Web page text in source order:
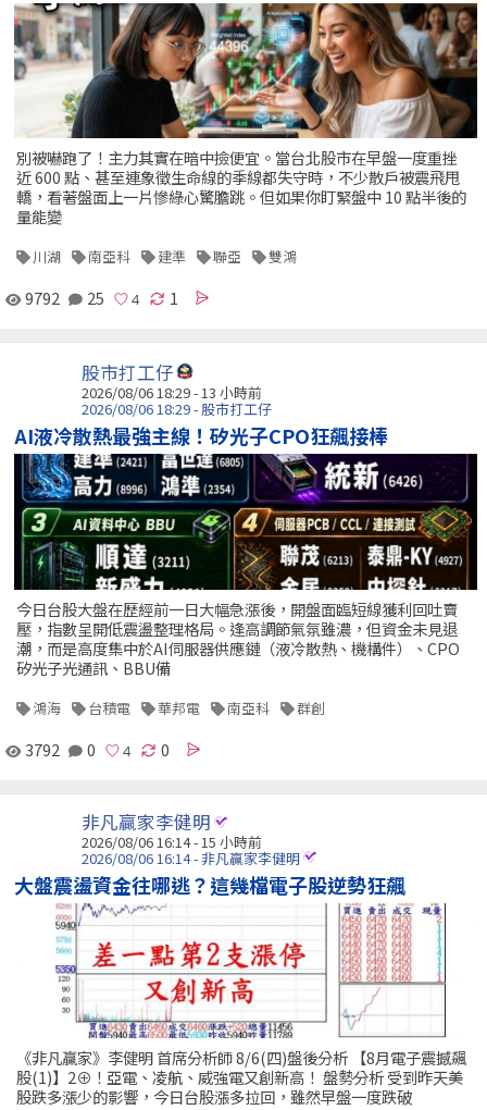
別被嚇跑了！主力其實在暗中撿便宜。當台北股市在早盤一度重挫
近 600 點、甚至連象徵生命線的季線都失守時，不少散戶被震飛甩
轎，看著盤面上一片慘綠心驚膽跳。但如果你盯緊盤中 10 點半後的
量能變
川湖 南亞科 建準 聯亞 雙鴻
9792 25 1
股市打工仔
2026/08/06 18:29 -13 小時前
2026/08/06 18:29 - 股市打工仔
AI液冷散熱最強主線！矽光子CPO狂飆接棒
今日台股大盤在歷經前一日大幅急漲後，開盤面臨短線獲利回吐賣
壓，指數呈開低震盪整理格局。逢高調節氣氛雖濃，但資金未見退
潮，而是高度集中於AI伺服器供應鏈（液冷散熱、機構件）、CPO
矽光子光通訊、BBU備
鴻海 台積電 華邦電 南亞科 群創
3792 0 0
非凡贏家李健明
2026/08/06 16:14 - 15 小時前
2026/08/06 16:14 - 非凡贏家李健明
大盤震盪資金往哪逃？這幾檔電子股逆勢狂飆
《非凡贏家》李健明 首席分析師 8/6(四)盤後分析 【8月電子震撼飆
股(1)】2⊕！亞電、凌航、威強電又創新高！ 盤勢分析 受到昨天美
股跌多漲少的影響，今日台股漲多拉回，雖然早盤一度跌破